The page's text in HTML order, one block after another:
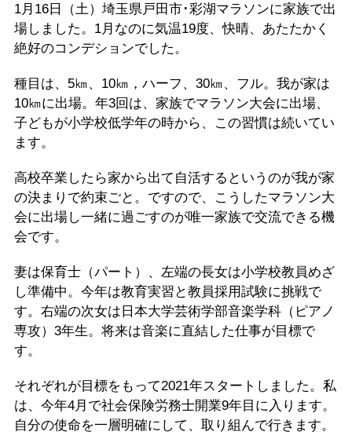
1月16日（土）埼玉県戸田市･彩湖マラソンに家族で出
場しました。1月なのに気温19度、快晴、あたたかく
絶好のコンデションでした。
種目は、5㎞、10㎞，ハーフ、30㎞、フル。我が家は
10㎞に出場。年3回は、家族でマラソン大会に出場、
子どもが小学校低学年の時から、この習慣は続いてい
ます。
高校卒業したら家から出て自活するというのが我が家
の決まりで約束ごと。ですので、こうしたマラソン大
会に出場し一緒に過ごすのが唯一家族で交流できる機
会です。
妻は保育士（パート）、左端の長女は小学校教員めざ
し準備中。今年は教育実習と教員採用試験に挑戦で
す。右端の次女は日本大学芸術学部音楽学科（ピアノ
専攻）3年生。将来は音楽に直結した仕事が目標で
す。
それぞれが目標をもって2021年スタートしました。私
は、今年4月で社会保険労務士開業9年目に入ります。
自分の使命を一層明確にして、取り組んで行きます。